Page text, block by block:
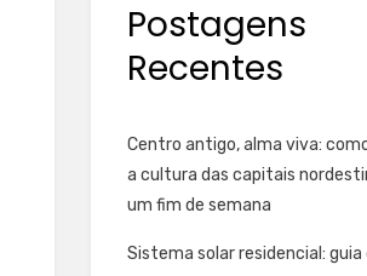
Postagens
Recentes
Centro antigo, alma viva:
a cultura das capitais
um fim de semana
Sistema solar residencial: